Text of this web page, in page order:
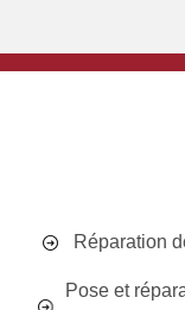
Réparation
Pose et